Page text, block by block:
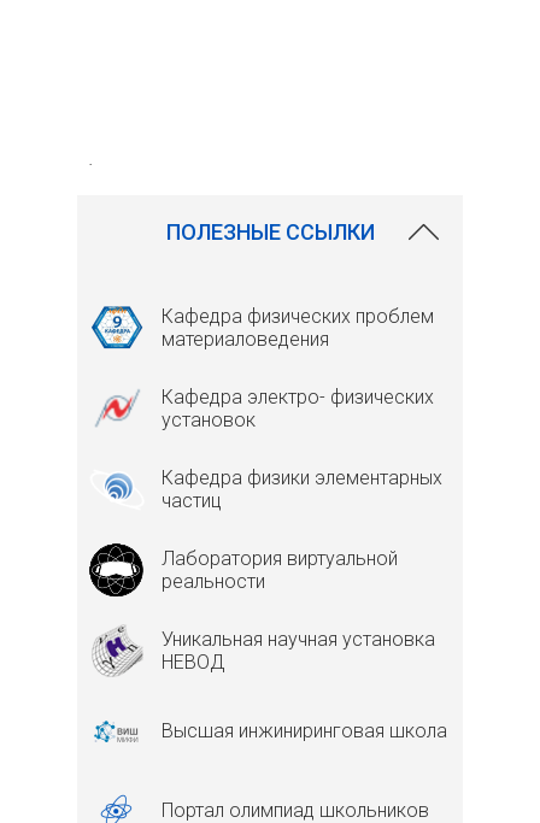
ПОЛЕЗНЫЕ ССЫЛКИ
Кафедра физических проблем
материаловедения
Кафедра электро- физических
установок
Кафедра физики элементарных
частиц
Лаборатория виртуальной
реальности
Уникальная научная установка
НЕВОД
Высшая инжиниринговая школа
Портал олимпиад школьников